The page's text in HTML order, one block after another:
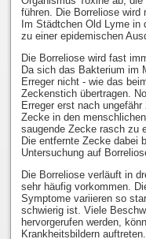
führen. Die Borreliose
Im Städtchen Old Lyme in
zu einer epidemischen
Die Borreliose wird fast
Da sich das Bakterium im
Erreger nicht - wie das
Zeckenstich übertragen.
Erreger erst nach
Zecke in den
saugende Zecke rasch zu
Die entfernte Zecke dabei
Untersuchung auf
Die Borreliose verläuft in
sehr häufig vorkommen.
Symptome variieren so
schwierig ist. Viele
hervorgerufen werden,
Krankheitsbildern